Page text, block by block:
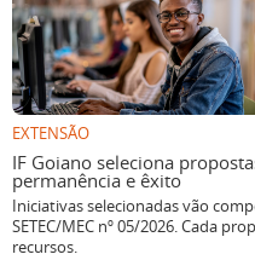
EXTENSÃO
IF Goiano seleciona
permanência e êxito
Iniciativas selecionadas vão
SETEC/MEC nº 05/2026. Cada
recursos.